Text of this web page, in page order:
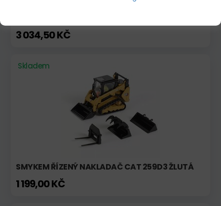
3 034,50 KČ
Skladem
SMYKEM ŘÍZENÝ NAKLADAČ CAT 259D3 ŽLUTÁ
1 199,00 KČ